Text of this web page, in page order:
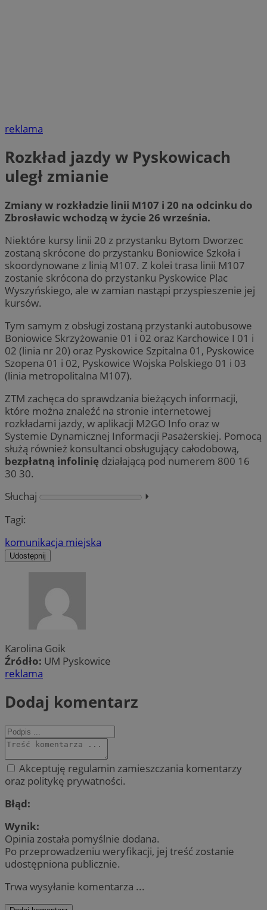
reklama
Rozkład jazdy w Pyskowicach
uległ zmianie
Zmiany w rozkładzie linii M107 i 20 na odcinku do
Zbrosławic wchodzą w życie 26 września.
Niektóre kursy linii 20 z przystanku Bytom Dworzec
zostaną skrócone do przystanku Boniowice Szkoła i
skoordynowane z linią M107. Z kolei trasa linii M107
zostanie skrócona do przystanku Pyskowice Plac
Wyszyńskiego, ale w zamian nastąpi przyspieszenie jej
kursów.
Tym samym z obsługi zostaną przystanki autobusowe
Boniowice Skrzyżowanie 01 i 02 oraz Karchowice I 01 i
02 (linia nr 20) oraz Pyskowice Szpitalna 01, Pyskowice
Szopena 01 i 02, Pyskowice Wojska Polskiego 01 i 03
(linia metropolitalna M107).
ZTM zachęca do sprawdzania bieżących informacji,
które można znaleźć na stronie internetowej
rozkładami jazdy, w aplikacji M2GO Info oraz w
Systemie Dynamicznej Informacji Pasażerskiej. Pomocą
służą również konsultanci obsługujący całodobową,
bezpłatną infolinię działającą pod numerem 800 16
30 30.
Słuchaj
⏵︎
Tagi:
komunikacja miejska
Udostępnij
Karolina Goik
Źródło: UM Pyskowice
reklama
Dodaj komentarz
Akceptuję regulamin zamieszczania komentarzy
oraz politykę prywatności.
Błąd:
Wynik:
Opinia została pomyślnie dodana.
Po przeprowadzeniu weryfikacji, jej treść zostanie
udostępniona publicznie.
Trwa wysyłanie komentarza ...